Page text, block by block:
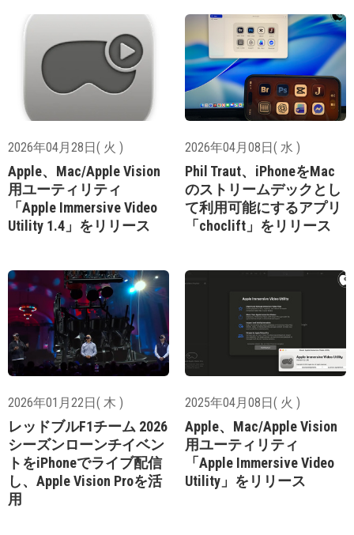
2026年04月28日( 火 )
Apple、Mac/Apple Vision
用ユーティリティ
「Apple Immersive Video
Utility 1.4」をリリース
2026年04月08日( 水 )
Phil Traut、iPhoneをMac
のストリームデックとし
て利用可能にするアプリ
「choclift」をリリース
2026年01月22日( 木 )
レッドブルF1チーム 2026
シーズンローンチイベン
トをiPhoneでライブ配信
し、Apple Vision Proを活
用
2025年04月08日( 火 )
Apple、Mac/Apple Vision
用ユーティリティ
「Apple Immersive Video
Utility」をリリース